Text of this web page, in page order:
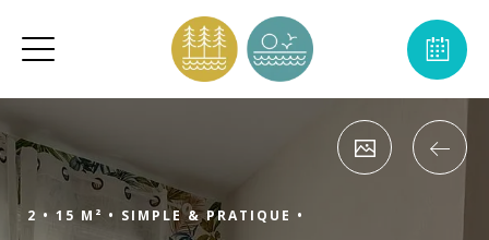
2 • 15 M² • SIMPLE & PRATIQUE •